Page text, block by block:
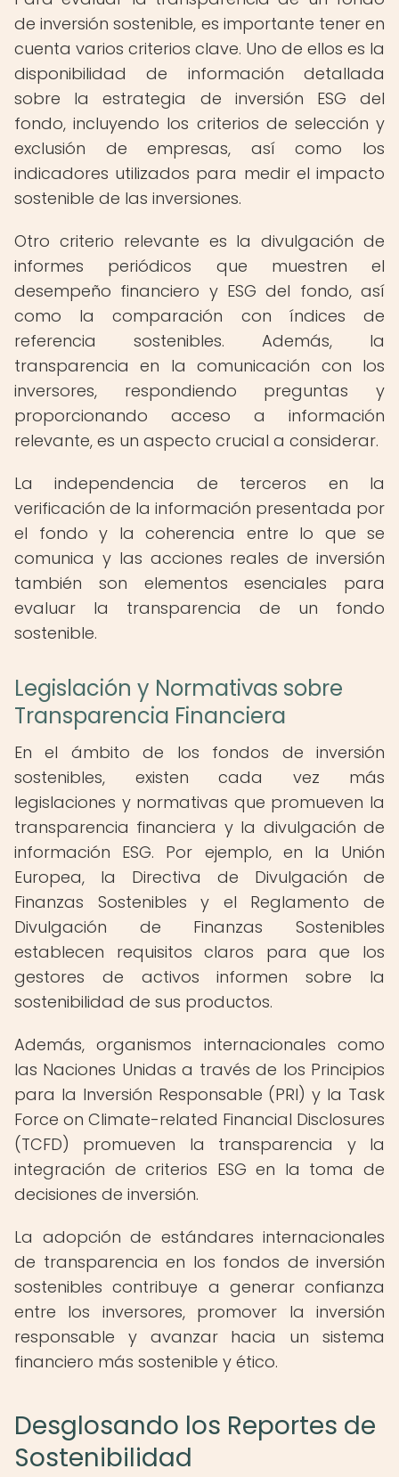
de inversión sostenible, es importante tener en
cuenta varios criterios clave. Uno de ellos es la
disponibilidad de información detallada
sobre la estrategia de inversión ESG del
fondo, incluyendo los criterios de selección y
exclusión de empresas, así como los
indicadores utilizados para medir el impacto
sostenible de las inversiones.
Otro criterio relevante es la divulgación de
informes periódicos que muestren el
desempeño financiero y ESG del fondo, así
como la comparación con índices de
referencia sostenibles. Además, la
transparencia en la comunicación con los
inversores, respondiendo preguntas y
proporcionando acceso a información
relevante, es un aspecto crucial a considerar.
La independencia de terceros en la
verificación de la información presentada por
el fondo y la coherencia entre lo que se
comunica y las acciones reales de inversión
también son elementos esenciales para
evaluar la transparencia de un fondo
sostenible.
Legislación y Normativas sobre
Transparencia Financiera
En el ámbito de los fondos de inversión
sostenibles, existen cada vez más
legislaciones y normativas que promueven la
transparencia financiera y la divulgación de
información ESG. Por ejemplo, en la Unión
Europea, la Directiva de Divulgación de
Finanzas Sostenibles y el Reglamento de
Divulgación de Finanzas Sostenibles
establecen requisitos claros para que los
gestores de activos informen sobre la
sostenibilidad de sus productos.
Además, organismos internacionales como
las Naciones Unidas a través de los Principios
para la Inversión Responsable (PRI) y la Task
Force on Climate-related Financial Disclosures
(TCFD) promueven la transparencia y la
integración de criterios ESG en la toma de
decisiones de inversión.
La adopción de estándares internacionales
de transparencia en los fondos de inversión
sostenibles contribuye a generar confianza
entre los inversores, promover la inversión
responsable y avanzar hacia un sistema
financiero más sostenible y ético.
Desglosando los Reportes de
Sostenibilidad